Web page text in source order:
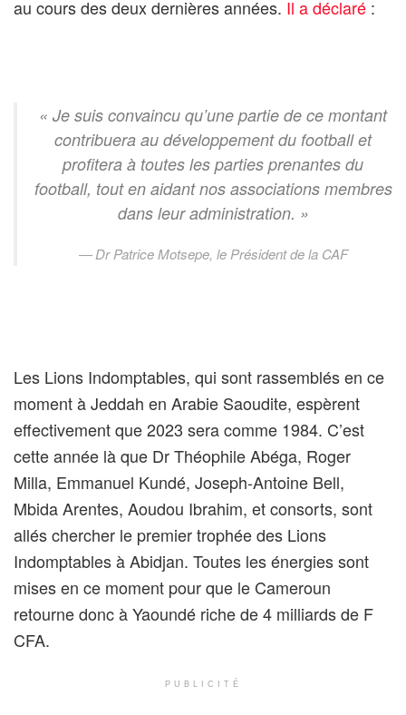
au cours des deux dernières années. Il a déclaré :
« Je suis convaincu qu’une partie de ce montant
contribuera au développement du football et
profitera à toutes les parties prenantes du
football, tout en aidant nos associations membres
dans leur administration. »
Dr Patrice Motsepe, le Président de la CAF
Les Lions Indomptables, qui sont rassemblés en ce
moment à Jeddah en Arabie Saoudite, espèrent
effectivement que 2023 sera comme 1984. C’est
cette année là que Dr Théophile Abéga, Roger
Milla, Emmanuel Kundé, Joseph-Antoine Bell,
Mbida Arentes, Aoudou Ibrahim, et consorts, sont
allés chercher le premier trophée des Lions
Indomptables à Abidjan. Toutes les énergies sont
mises en ce moment pour que le Cameroun
retourne donc à Yaoundé riche de 4 milliards de F
CFA.
PUBLICITÉ